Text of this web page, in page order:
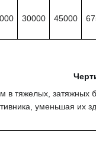
30000 45000
тяжелых, затяжных
уменьшая их